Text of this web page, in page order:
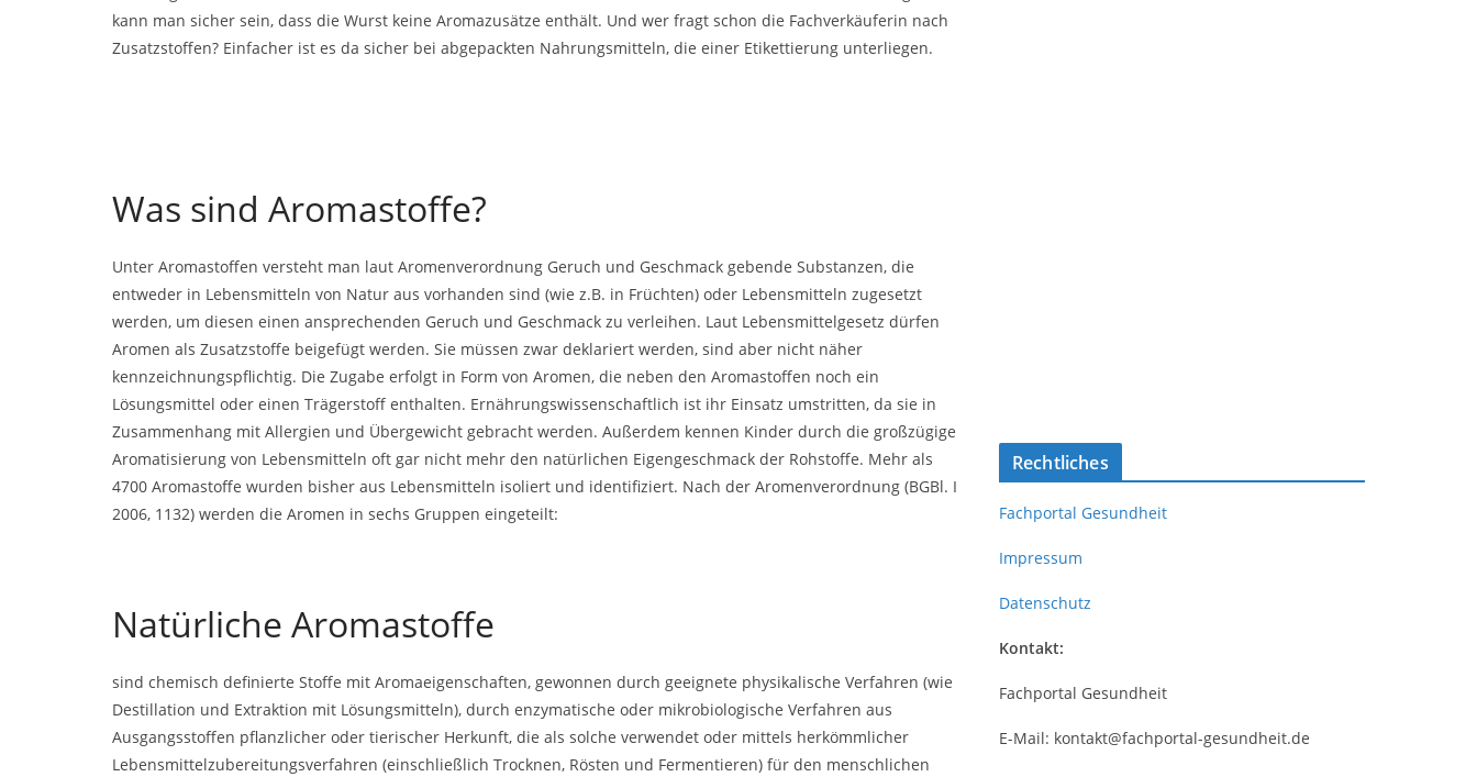
kann man sicher sein, dass die Wurst keine Aromazusätze enthält. Und wer fragt schon die Fachverkäuferin nach
Zusatzstoffen? Einfacher ist es da sicher bei abgepackten Nahrungsmitteln, die einer Etikettierung unterliegen.
Was sind Aromastoffe?
Unter Aromastoffen versteht man laut Aromenverordnung Geruch und Geschmack gebende Substanzen, die
entweder in Lebensmitteln von Natur aus vorhanden sind (wie z.B. in Früchten) oder Lebensmitteln zugesetzt
werden, um diesen einen ansprechenden Geruch und Geschmack zu verleihen. Laut Lebensmittelgesetz dürfen
Aromen als Zusatzstoffe beigefügt werden. Sie müssen zwar deklariert werden, sind aber nicht näher
kennzeichnungspflichtig. Die Zugabe erfolgt in Form von Aromen, die neben den Aromastoffen noch ein
Lösungsmittel oder einen Trägerstoff enthalten. Ernährungswissenschaftlich ist ihr Einsatz umstritten, da sie in
Zusammenhang mit Allergien und Übergewicht gebracht werden. Außerdem kennen Kinder durch die großzügige
Aromatisierung von Lebensmitteln oft gar nicht mehr den natürlichen Eigengeschmack der Rohstoffe. Mehr als
4700 Aromastoffe wurden bisher aus Lebensmitteln isoliert und identifiziert. Nach der Aromenverordnung (BGBl. I
2006, 1132) werden die Aromen in sechs Gruppen eingeteilt:
Natürliche Aromastoffe
sind chemisch definierte Stoffe mit Aromaeigenschaften, gewonnen durch geeignete physikalische Verfahren (wie
Destillation und Extraktion mit Lösungsmitteln), durch enzymatische oder mikrobiologische Verfahren aus
Ausgangsstoffen pflanzlicher oder tierischer Herkunft, die als solche verwendet oder mittels herkömmlicher
Lebensmittelzubereitungsverfahren (einschließlich Trocknen, Rösten und Fermentieren) für den menschlichen
Rechtliches
Fachportal Gesundheit
Impressum
Datenschutz
Kontakt:
Fachportal Gesundheit
E-Mail: kontakt@fachportal-gesundheit.de